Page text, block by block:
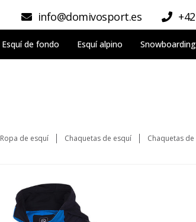
info@domivosport.es
Esquí de fondo Esquí alpino Snowboarding
Ropa de esquí Chaquetas de esquí Chaquetas